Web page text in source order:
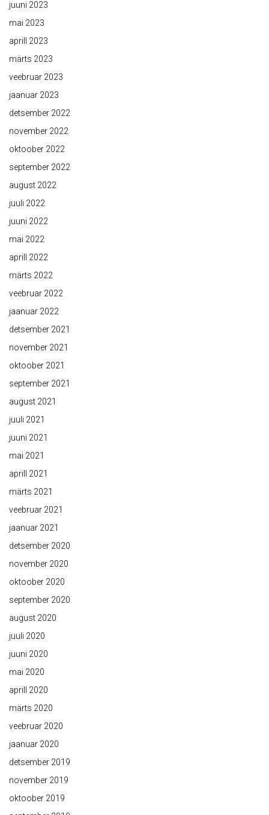
juuni 2023
mai 2023
aprill 2023
märts 2023
veebruar 2023
jaanuar 2023
detsember 2022
november 2022
oktoober 2022
september 2022
august 2022
juuli 2022
juuni 2022
mai 2022
aprill 2022
märts 2022
veebruar 2022
jaanuar 2022
detsember 2021
november 2021
oktoober 2021
september 2021
august 2021
juuli 2021
juuni 2021
mai 2021
aprill 2021
märts 2021
veebruar 2021
jaanuar 2021
detsember 2020
november 2020
oktoober 2020
september 2020
august 2020
juuli 2020
juuni 2020
mai 2020
aprill 2020
märts 2020
veebruar 2020
jaanuar 2020
detsember 2019
november 2019
oktoober 2019